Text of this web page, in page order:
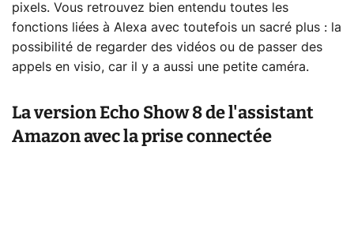
pixels. Vous retrouvez bien entendu toutes les
fonctions liées à Alexa avec toutefois un sacré plus : la
possibilité de regarder des vidéos ou de passer des
appels en visio, car il y a aussi une petite caméra.
La version Echo Show 8 de l'assistant
Amazon avec la prise connectée